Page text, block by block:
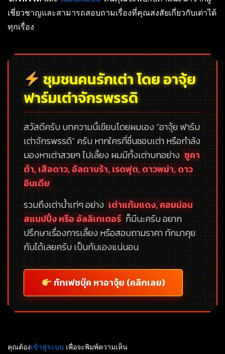
เชี่ยวชาญและสามารถสอบถามเรื่องที่คุณสงสัยเกี่ยวกับเต่าได้
ทุกเรื่อง
ชุมชนคนรักเต่า โดย อาจุ้ย
ฟาร์มเต่าจักรพรรดิ
สวัสดีครับ บทความนี้เขียนโดยผมเอง “อาจุ้ย ฟาร์ม
เต่าจักรพรรดิ”ครับ หากใครที่ชื่นชอบเต่า หรือกำลัง
มองหาเต่าสวยๆ ไปเลี้ยง ผมมีทั้งเต่าบกอย่าง ซูคา
ต้า, เสือดาว, อัลดาบร้า, เรดฟุต, ดาวพม่า, ดาว
อินเดีย
รวมถึงเต่าน้ำเท่ๆ อย่าง เต่าแก้มแดง, คอมม่อน
สแนปปิ้ง หรือ อัลลิเกเตอร์ ก็มีนะครับ อยาก
ปรึกษาเรื่องการเลี้ยง หรือสอบถามราคา ทักมาคุย
กันได้เลยครับ เป็นกันเองแน่นอน
ทักเฟซบุ๊ค หาอาจุ้ย (คลิกเลย)
คุณต้องเข้าสู่ระบบ เพื่อจะพิมพ์ความเห็น